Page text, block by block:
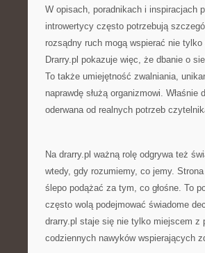
W opisach, poradnikach i inspiracjach
introwertycy często potrzebują
rozsądny ruch mogą wspierać nie
Drarry.pl pokazuje więc, że dbanie o
To także umiejętność zwalniania,
naprawdę służą organizmowi.
oderwana od realnych potrzeb
Na drarry.pl ważną rolę odgrywa też
wtedy, gdy rozumiemy, co jemy.
ślepo podążać za tym, co głośne. To
często wolą podejmować świadome
drarry.pl staje się nie tylko miejscem z
codziennych nawyków wspierających